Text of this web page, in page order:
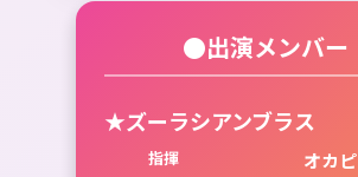
●出演メンバー
★ズーラシアンブラス
指揮 オカピ